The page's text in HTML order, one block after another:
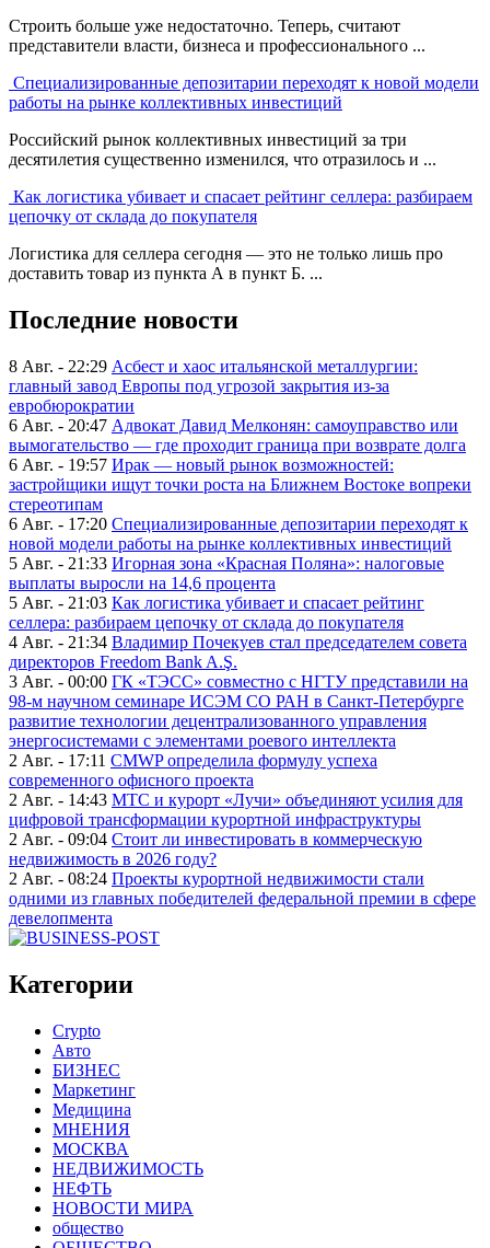
Строить больше уже недостаточно. Теперь, считают
представители власти, бизнеса и профессионального ...
Специализированные депозитарии переходят к новой модели
работы на рынке коллективных инвестиций
Российский рынок коллективных инвестиций за три
десятилетия существенно изменился, что отразилось и ...
Как логистика убивает и спасает рейтинг селлера: разбираем
цепочку от склада до покупателя
Логистика для селлера сегодня — это не только лишь про
доставить товар из пункта А в пункт Б. ...
Последние новости
8 Авг. - 22:29 Асбест и хаос итальянской металлургии:
главный завод Европы под угрозой закрытия из-за
евробюрократии
6 Авг. - 20:47 Адвокат Давид Мелконян: самоуправство или
вымогательство — где проходит граница при возврате долга
6 Авг. - 19:57 Ирак — новый рынок возможностей:
застройщики ищут точки роста на Ближнем Востоке вопреки
стереотипам
6 Авг. - 17:20 Специализированные депозитарии переходят к
новой модели работы на рынке коллективных инвестиций
5 Авг. - 21:33 Игорная зона «Красная Поляна»: налоговые
выплаты выросли на 14,6 процента
5 Авг. - 21:03 Как логистика убивает и спасает рейтинг
селлера: разбираем цепочку от склада до покупателя
4 Авг. - 21:34 Владимир Почекуев стал председателем совета
директоров Freedom Bank A.Ş.
3 Авг. - 00:00 ГК «ТЭСС» совместно с НГТУ представили на
98-м научном семинаре ИСЭМ СО РАН в Санкт-Петербурге
развитие технологии децентрализованного управления
энергосистемами с элементами роевого интеллекта
2 Авг. - 17:11 CMWP определила формулу успеха
современного офисного проекта
2 Авг. - 14:43 МТС и курорт «Лучи» объединяют усилия для
цифровой трансформации курортной инфраструктуры
2 Авг. - 09:04 Стоит ли инвестировать в коммерческую
недвижимость в 2026 году?
2 Авг. - 08:24 Проекты курортной недвижимости стали
одними из главных победителей федеральной премии в сфере
девелопмента
Категории
Crypto
Авто
БИЗНЕС
Маркетинг
Медицина
МНЕНИЯ
МОСКВА
НЕДВИЖИМОСТЬ
НЕФТЬ
НОВОСТИ МИРА
общество